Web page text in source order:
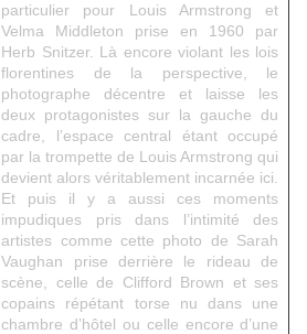
particulier pour Louis Armstrong et
Velma Middleton prise en 1960 par
Herb Snitzer. Là encore violant les lois
florentines de la perspective, le
photographe décentre et laisse les
deux protagonistes sur la gauche du
cadre, l’espace central étant occupé
par la trompette de Louis Armstrong qui
devient alors véritablement incarnée ici.
Et puis il y a aussi ces moments
impudiques pris dans l’intimité des
artistes comme cette photo de Sarah
Vaughan prise derrière le rideau de
scène, celle de Clifford Brown et ses
copains répétant torse nu dans une
chambre d’hôtel ou celle encore d’une